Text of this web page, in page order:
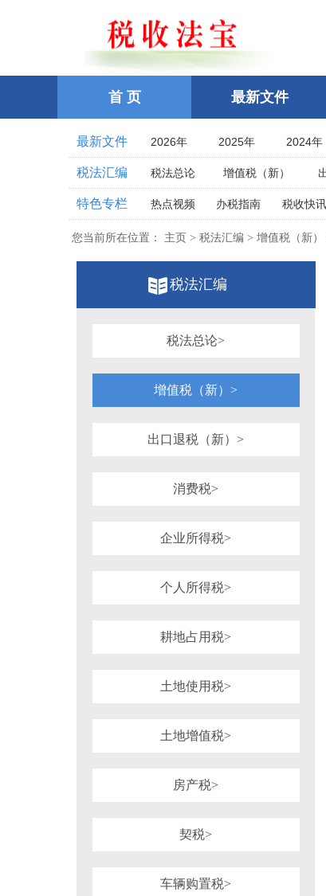
首 页 最新文件
最新文件 2026年 2025年 2024年
2021年
2020年 2019年
2016年
2015年 2014年
2011年
2010年 2009年
2006年
2005年 2004年
2001年
2000年 1999年
1996年
1995年
1991年
1990年 1989年
1986年
税法汇编 税法总论 增值税（新）
企业所得税
个人所得税
土地增值税
房产税 契税
印花税
资源税
关税法
税收立法(规章、文件
税务行政公开
税务强制措施、
可持续披露准则
重点行业税收政策汇编
特色专栏 热点视频 办税指南 税收快讯
全国统一规范电子税务局
您当前所在位置： 主页 > 税法汇编 > 增值税（新）
税法汇编
税法总论>
增值税（新）>
出口退税（新）>
消费税>
企业所得税>
个人所得税>
耕地占用税>
土地使用税>
土地增值税>
房产税>
契税>
车辆购置税>